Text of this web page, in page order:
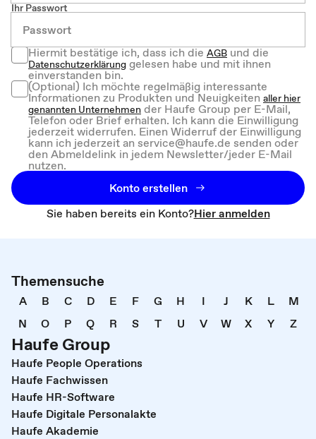
Ihr Passwort
Hiermit bestätige ich, dass ich dieAGBund die
Datenschutzerklärung gelesen habe und mit ihnen
einverstanden bin.
(Optional) Ich möchte regelmäßig interessante
Informationen zu Produkten und Neuigkeiten aller hier
genannten Unternehmen der Haufe Group per E-Mail,
Telefon oder Brief erhalten. Ich kann die Einwilligung
jederzeit widerrufen. Einen Widerruf der Einwilligung
kann ich jederzeit an service@haufe.de senden oder
den Abmeldelink in jedem Newsletter/jeder E-Mail
nutzen.
Konto erstellen
Sie haben bereits ein Konto?Hier anmelden
Themensuche
A B C D E F G H I J K L
M
N
O P Q R S T U V W X Y Z
Haufe Group
Haufe People Operations
Haufe Fachwissen
Haufe HR-Software
Haufe Digitale Personalakte
Haufe Akademie